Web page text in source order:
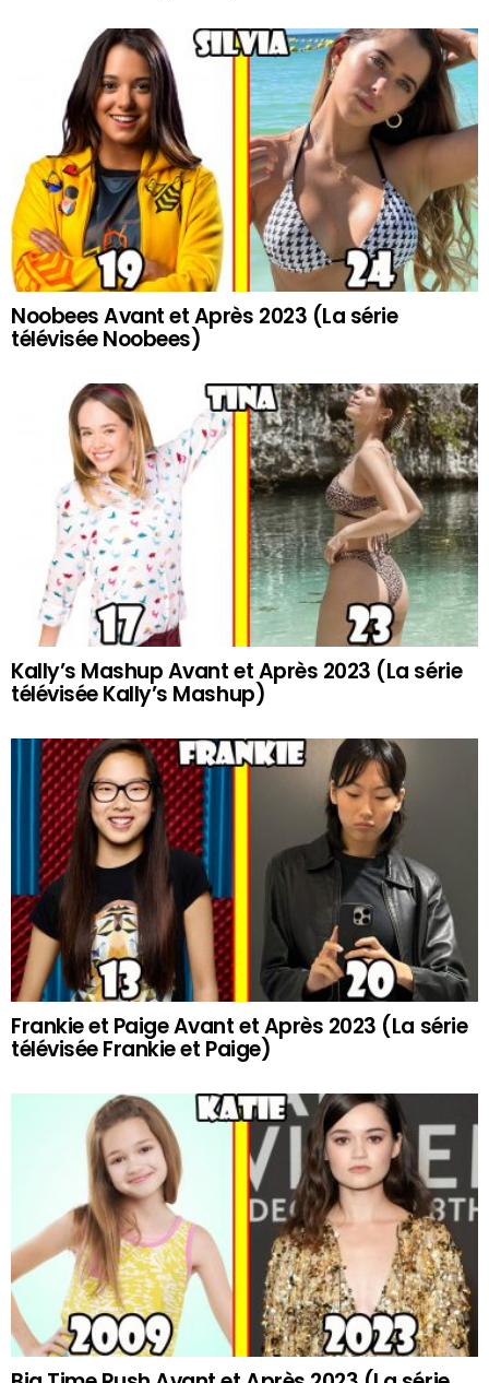
Noobees Avant et Après 2023 (La série
télévisée Noobees)
Kally’s Mashup Avant et Après 2023 (La série
télévisée Kally’s Mashup)
Frankie et Paige Avant et Après 2023 (La série
télévisée Frankie et Paige)